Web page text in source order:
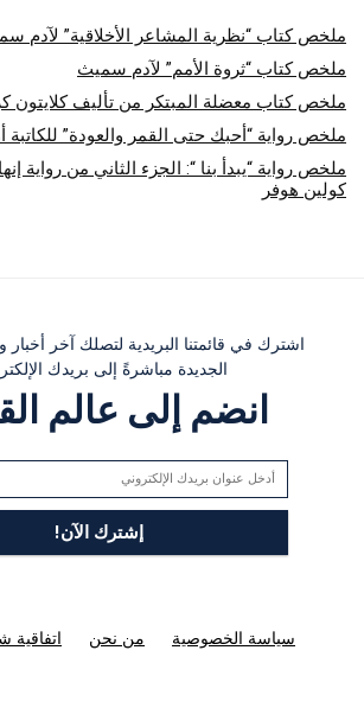
ملخص كتاب “نظرية المشاعر الأخلاقية” لآدم
ملخص كتاب “ثروة الأمم” لآدم سميث
ملخص كتاب معضلة المبتكر من تأليف كلايتون
ملخص رواية “أحبك حتى القمر والعودة” للكاتبة
ملخص رواية “يبدأ بنا “: الجزء الثاني من رواية
كولين هوفر
اشترك في قائمتنا البريدية لتصلك آخر
الجديدة مباشرةً إلى بريدك
انضم إلى عالم
سياسة الخصوصية من نحن